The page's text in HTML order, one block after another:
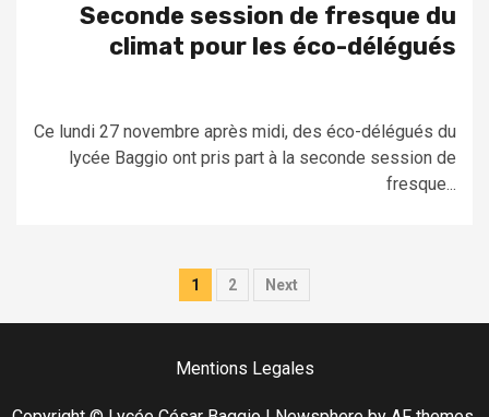
Seconde session de fresque du
climat pour les éco-délégués
Ce lundi 27 novembre après midi, des éco-délégués du
lycée Baggio ont pris part à la seconde session de
fresque...
Pagination
des
publications
1 2 Next
Mentions Legales